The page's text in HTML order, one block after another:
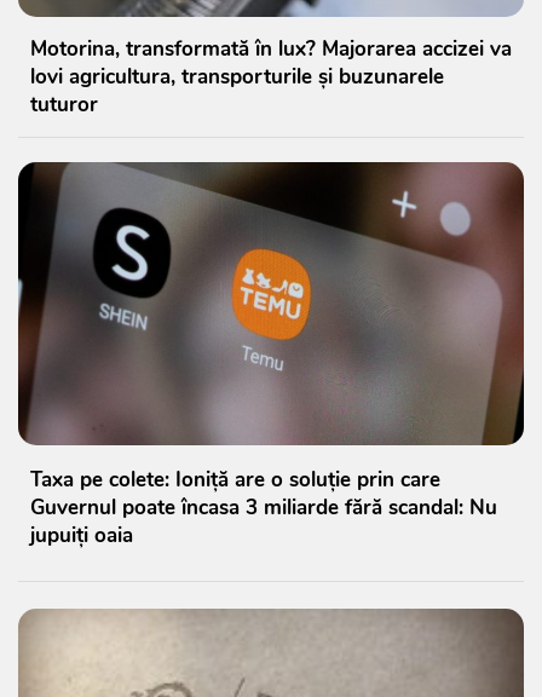
Motorina, transformată în lux? Majorarea accizei va
lovi agricultura, transporturile și buzunarele
tuturor
Taxa pe colete: Ioniță are o soluție prin care
Guvernul poate încasa 3 miliarde fără scandal: Nu
jupuiți oaia